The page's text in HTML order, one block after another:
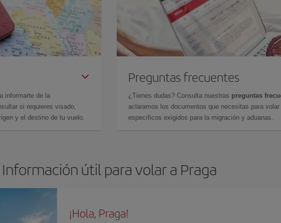
informarte de la
si requieres visado,
y el destino de tu vuelo.
Preguntas frecuentes
¿Tienes dudas? Consulta nuestras preguntas
aclaramos los documentos que necesitas para
específicos exigidos para la migración y aduanas.
Información útil para volar a Praga
¡Hola, Praga!